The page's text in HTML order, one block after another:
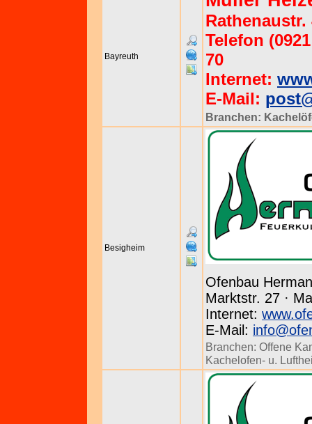
Bayreuth
Rathenaustr.
Telefon
70
Internet:
E-Mail:
Branchen:
Besigheim
Ofenbau
Marktstr. 27 ·
Internet:
E-Mail:
Branchen: Offene
Kachelofen- u.